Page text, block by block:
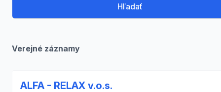
Hľadať
Verejné záznamy
ALFA - RELAX v.o.s.